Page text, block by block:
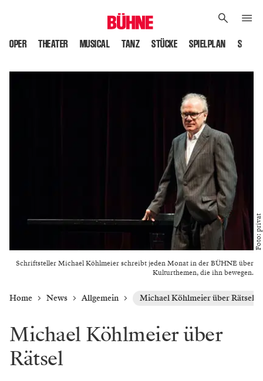
OPER THEATER MUSICAL TANZ STÜCKE SPIELPLAN
Schriftsteller Michael Köhlmeier schreibt jeden Monat in der BÜHNE über
Kulturthemen, die ihn bewegen.
Foto: privat
Home News Allgemein Michael Köhlmeier über Rätsel
Michael Köhlmeier über
Rätsel